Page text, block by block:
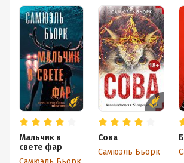
Мальчик в
свете фар
Сова
Самюэль Бьорк